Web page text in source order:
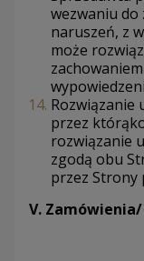
wezwaniu
naruszeń, z
może
Rozwiązanie
przez
rozwiązanie
zgodą obu
przez Strony
V.